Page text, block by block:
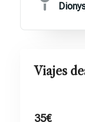
Viajes
35€